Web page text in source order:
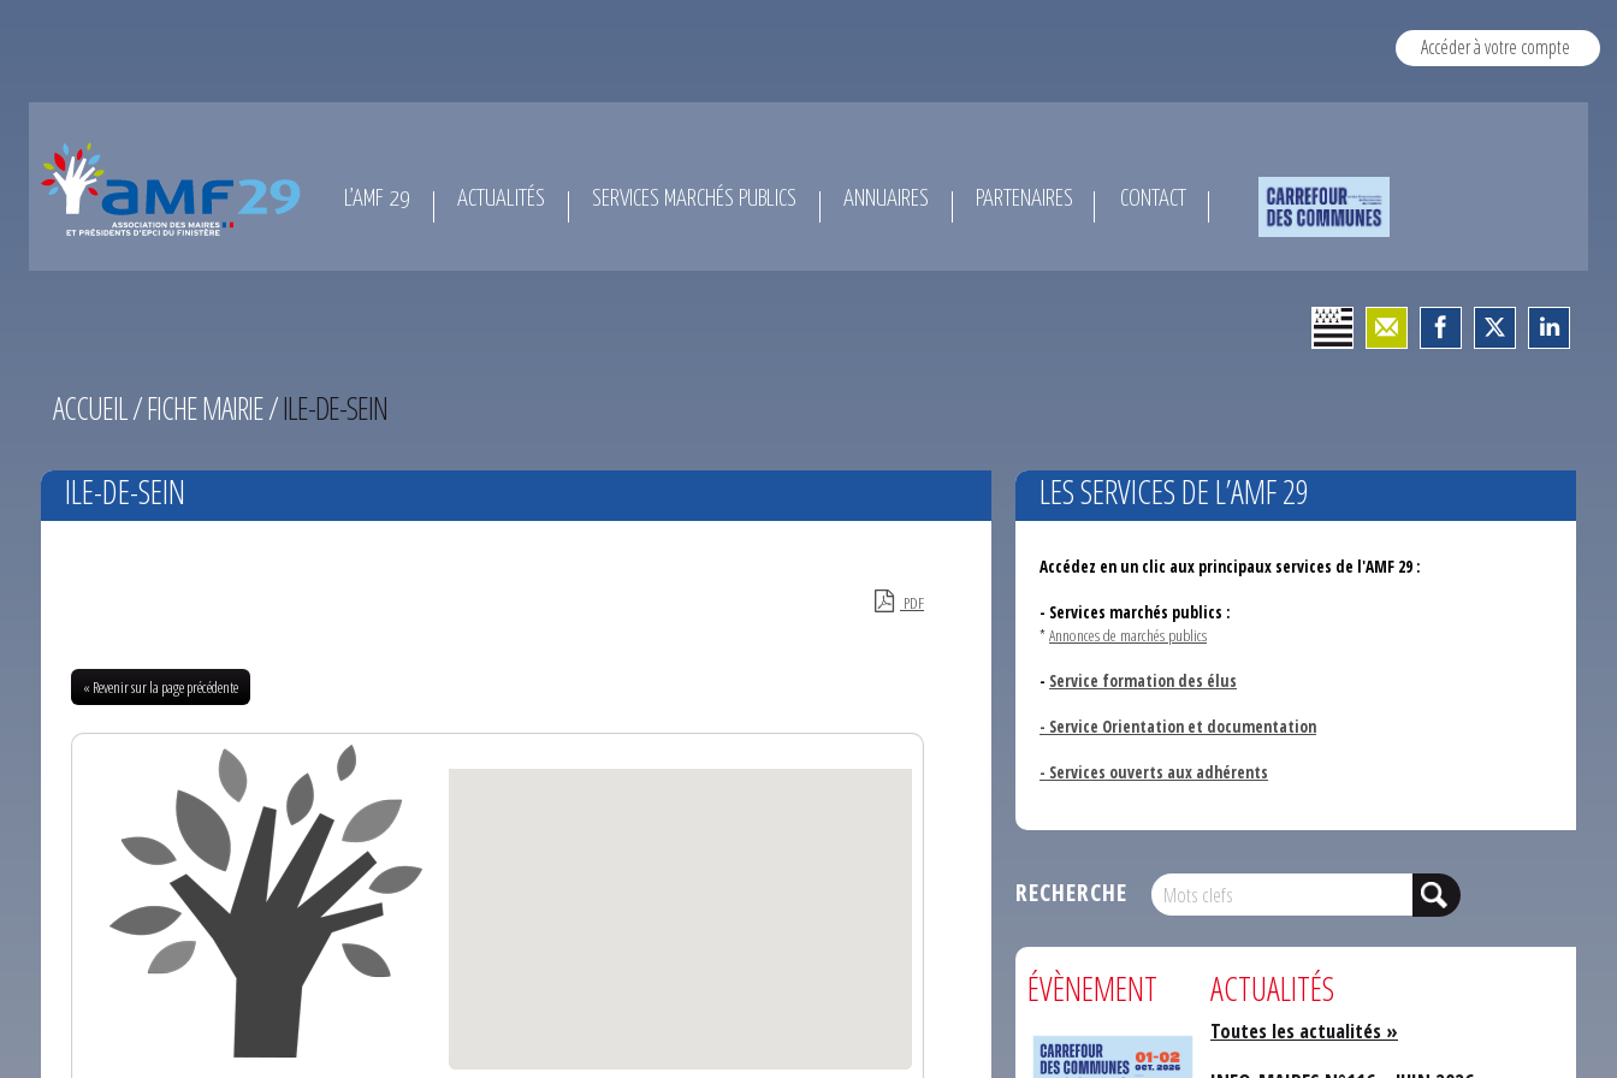
Accéder à votre compte
L’AMF 29 ACTUALITÉS SERVICES MARCHÉS PUBLICS ANNUAIRES PARTENAIRES CONTACT
ACCUEIL/FICHE MAIRIE/ILE-DE-SEIN
ILE-DE-SEIN
PDF
« Revenir sur la page précédente
LES SERVICES DE L’AMF 29
Accédez en un clic aux principaux services de l'AMF 29 :
- Services marchés publics :
*Annonces de marchés publics
- Service formation des élus
- Service Orientation et documentation
- Services ouverts aux adhérents
RECHERCHE
ÉVÈNEMENT ACTUALITÉS
Toutes les actualités »